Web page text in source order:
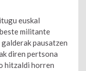
euskal
militante
pausatzen
diren pertsona
hitzaldi horren